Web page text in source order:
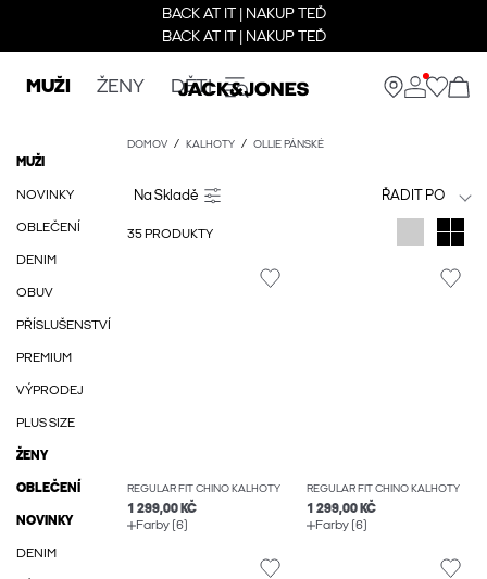
BACK AT IT | NAKUP TEĎ
BACK AT IT | NAKUP TEĎ
MUŽI ŽENY DĚTI
MUŽI
NOVINKY
OBLEČENÍ
DENIM
OBUV
PŘÍSLUŠENSTVÍ
PREMIUM
VÝPRODEJ
PLUS SIZE
ŽENY
OBLEČENÍ
NOVINKY
DENIM
DOMOV KALHOTY OLLIE PÁNSKÉ
ŘADIT PO
35 PRODUKTY
REGULAR FIT CHINO KALHOTY
1 299,00 KČ
Farby (6)
REGULAR FIT CHINO KALHOTY
1 299,00 KČ
Farby (6)